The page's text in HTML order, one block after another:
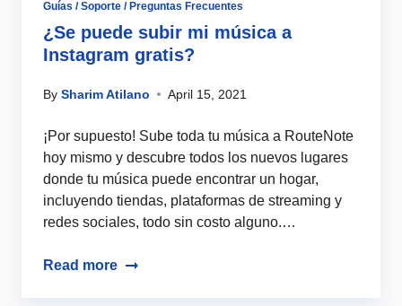
Guías / Soporte / Preguntas Frecuentes
¿Se puede subir mi música a
Instagram gratis?
By Sharim Atilano April 15, 2021
¡Por supuesto! Sube toda tu música a RouteNote
hoy mismo y descubre todos los nuevos lugares
donde tu música puede encontrar un hogar,
incluyendo tiendas, plataformas de streaming y
redes sociales, todo sin costo alguno.…
Read more